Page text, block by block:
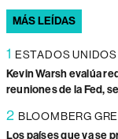
MÁS LEÍDAS
1 ESTADOS UNIDOS
Kevin Warsh evalúa
reuniones de la Fed,
2 BLOOMBERG
Los países que ya se